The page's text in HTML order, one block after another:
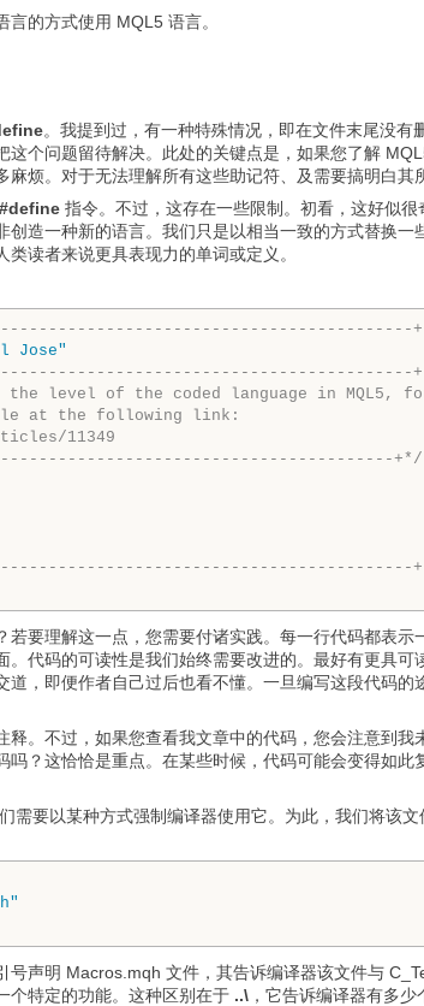
的方式使用 MQL5 语言。
。我提到过，有一种特殊情况，即在文件末尾没
这个问题留待解决。此处的关键点是，如果您了解
麻烦。对于无法理解所有这些助记符、及需要搞明白其
#define 指令。不过，这存在一些限制。初看，这好似
创造一种新的语言。我们只是以相当一致的方式替换一
读者来说更具表现力的单词或定义。
+
Jose"
+
level of the coded language in MQL5,
at the following link:
11349
+*/
+
要理解这一点，您需要付诸实践。每一行代码都表
。代码的可读性是我们始终需要改进的。最好有更具
道，即便作者自己过后也看不懂。一旦编写这段代码
释。不过，如果您查看我文章中的代码，您会注意到
吗？这恰恰是重点。在某些时候，代码可能会变得如
需要以某种方式强制编译器使用它。为此，我们将该
号声明 Macros.mqh 文件，其告诉编译器该文件与
个特定的功能。这种区别在于 ..\ ，它告诉编译器有多